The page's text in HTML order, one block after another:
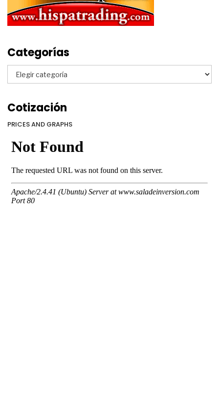
Categorías
Categorías
Cotización
PRICES AND GRAPHS